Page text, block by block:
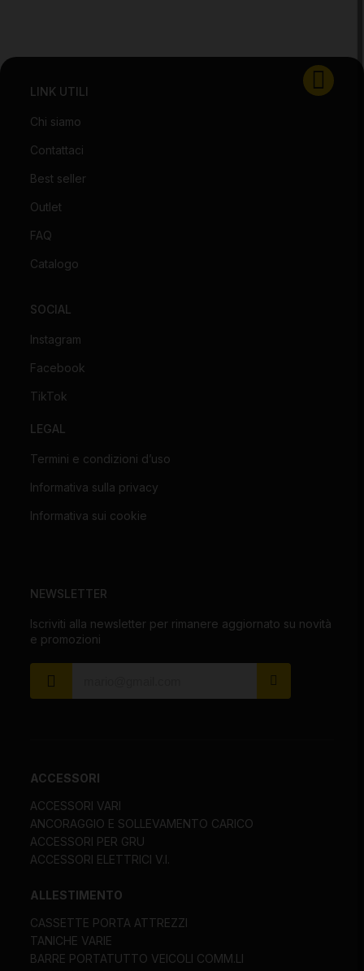
LINK UTILI
Chi siamo
Contattaci
Best seller
Outlet
FAQ
Catalogo
SOCIAL
Instagram
Facebook
TikTok
LEGAL
Termini e condizioni d’uso
Informativa sulla privacy
Informativa sui cookie
NEWSLETTER
Iscriviti alla newsletter per rimanere aggiornato su novità
e promozioni
ACCESSORI
ACCESSORI VARI
ANCORAGGIO E SOLLEVAMENTO CARICO
ACCESSORI PER GRU
ACCESSORI ELETTRICI V.I.
ALLESTIMENTO
CASSETTE PORTA ATTREZZI
TANICHE VARIE
BARRE PORTATUTTO VEICOLI COMM.LI